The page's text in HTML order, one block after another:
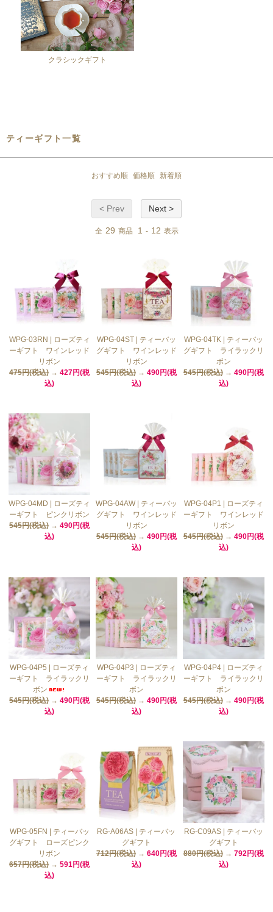
クラシックギフト
ティーギフト一覧
おすすめ順 価格順 新着順
< Prev Next >
全 29 商品 1 - 12 表示
WPG-03RN | ローズティ
ーギフト ワインレッド
リボン
475円(税込)→427円(税
込)
WPG-04ST | ティーバッ
グギフト ワインレッド
リボン
545円(税込)→ 490円(税
込)
WPG-04TK | ティーバッ
グギフト ライラックリ
ボン
545円(税込)→ 490円(税
込)
WPG-04MD | ローズティ
ーギフト ピンクリボン
545円(税込)→490円(税
込)
WPG-04AW | ティーバッ
グギフト ワインレッド
リボン
545円(税込)→ 490円(税
込)
WPG-04P1 | ローズティ
ーギフト ワインレッド
リボン
545円(税込)→ 490円(税
込)
WPG-04P5 | ローズティ
ーギフト ライラックリ
ボン
545円(税込)→490円(税
込)
WPG-04P3 | ローズティ
ーギフト ライラックリ
ボン
545円(税込)→ 490円(税
込)
WPG-04P4 | ローズティ
ーギフト ライラックリ
ボン
545円(税込)→ 490円(税
込)
WPG-05FN | ティーバッ
グギフト ローズピンク
リボン
657円(税込)→591円(税
込)
RG-A06AS | ティーバッ
グギフト
712円(税込)→ 640円(税
込)
RG-C09AS | ティーバッ
グギフト
880円(税込)→ 792円(税
込)